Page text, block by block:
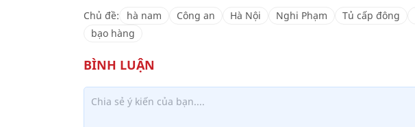
Chủ đề: hà nam Công an Hà Nội Nghi Phạm Tủ cấp đông
bạo hàng